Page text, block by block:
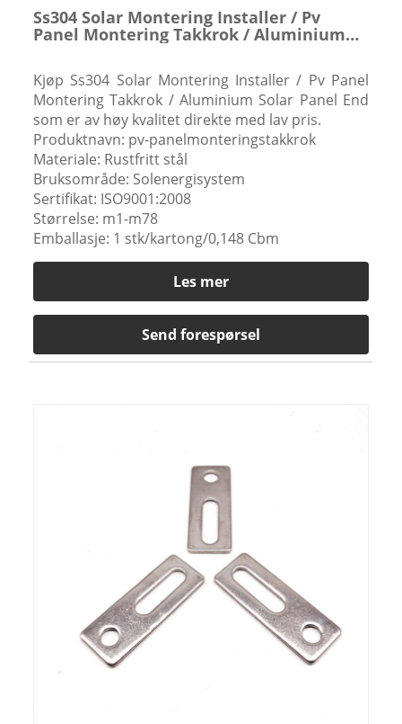
Ss304 Solar Montering Installer / Pv
Panel Montering Takkrok / Aluminium
Kjøp Ss304 Solar Montering Installer / Pv Panel
Montering Takkrok / Aluminium Solar Panel End
som er av høy kvalitet direkte med lav pris.
Produktnavn: pv-panelmonteringstakkrok
Materiale: Rustfritt stål
Bruksområde: Solenergisystem
Sertifikat: ISO9001:2008
Størrelse: m1-m78
Emballasje: 1 stk/kartong/0,148 Cbm
Les mer
Send forespørsel